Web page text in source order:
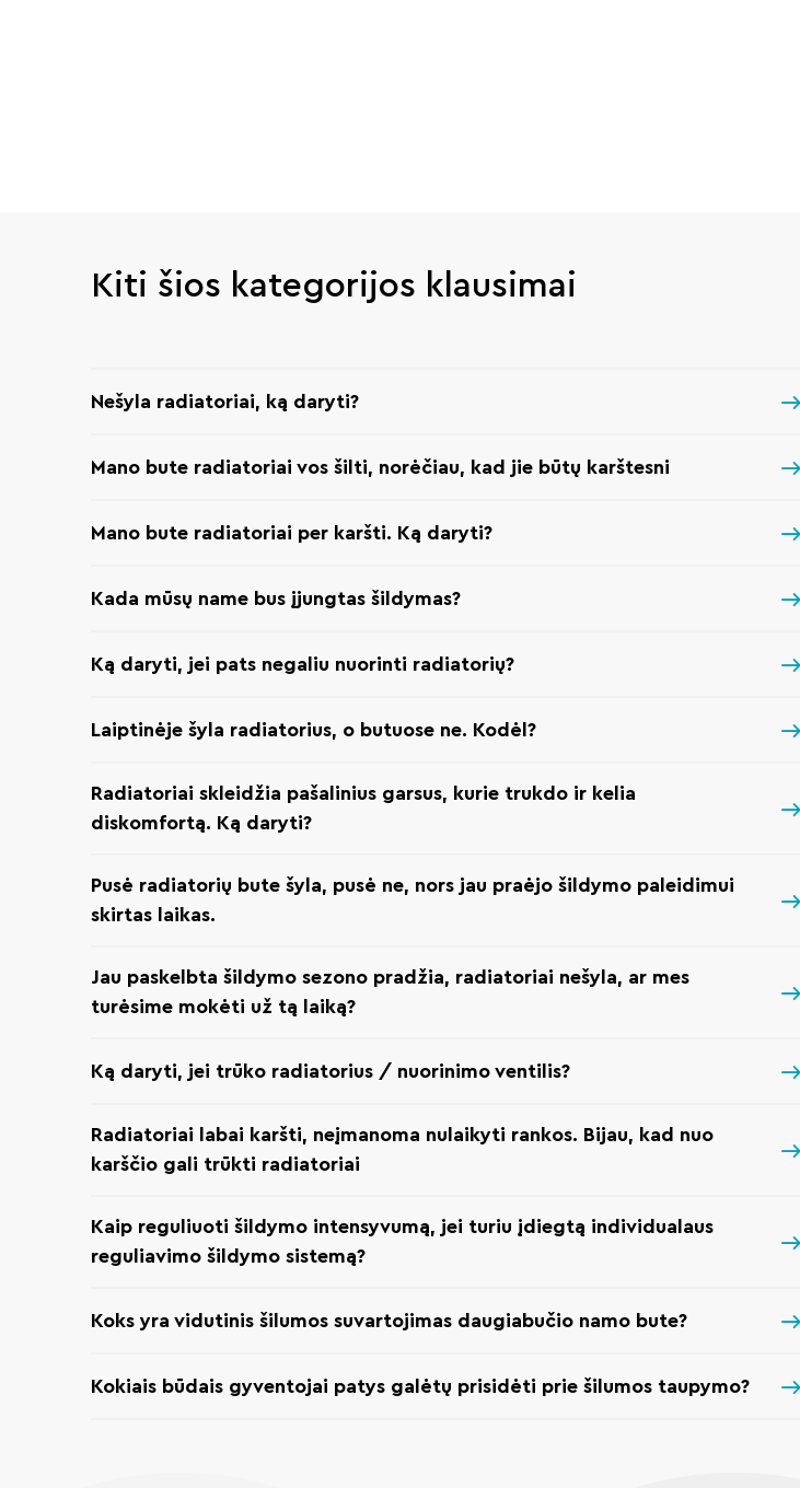
Kiti šios kategorijos klausimai
Nešyla radiatoriai, ką daryti?
Mano bute radiatoriai vos šilti, norėčiau, kad jie būtų karštesni
Mano bute radiatoriai per karšti. Ką daryti?
Kada mūsų name bus įjungtas šildymas?
Ką daryti, jei pats negaliu nuorinti radiatorių?
Laiptinėje šyla radiatorius, o butuose ne. Kodėl?
Radiatoriai skleidžia pašalinius garsus, kurie trukdo ir kelia
diskomfortą. Ką daryti?
Pusė radiatorių bute šyla, pusė ne, nors jau praėjo šildymo paleidimui
skirtas laikas.
Jau paskelbta šildymo sezono pradžia, radiatoriai nešyla, ar mes
turėsime mokėti už tą laiką?
Ką daryti, jei trūko radiatorius / nuorinimo ventilis?
Radiatoriai labai karšti, neįmanoma nulaikyti rankos. Bijau, kad nuo
karščio gali trūkti radiatoriai
Kaip reguliuoti šildymo intensyvumą, jei turiu įdiegtą individualaus
reguliavimo šildymo sistemą?
Koks yra vidutinis šilumos suvartojimas daugiabučio namo bute?
Kokiais būdais gyventojai patys galėtų prisidėti prie šilumos taupymo?